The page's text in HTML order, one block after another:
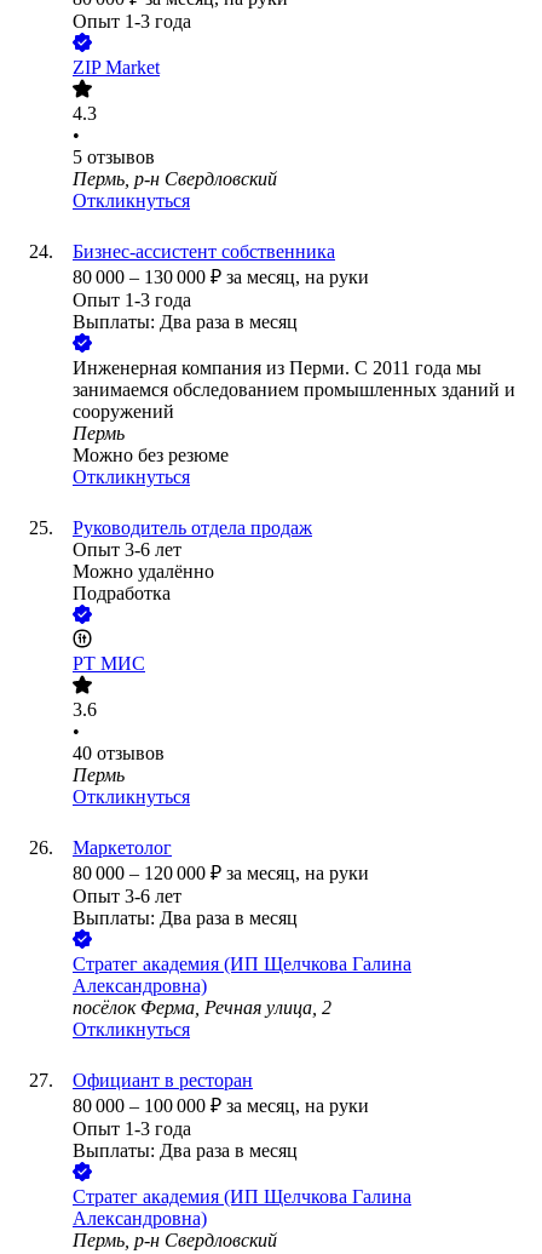
Опыт 1-3 года
ZIP Market
4.3
•
5 отзывов
Пермь, р-н Свердловский
Откликнуться
Бизнес-ассистент собственника
80 000 – 130 000 ₽ за месяц, на руки
Опыт 1-3 года
Выплаты: Два раза в месяц
Инженерная компания из Перми. С 2011 года мы
занимаемся обследованием промышленных зданий и
сооружений
Пермь
Можно без резюме
Откликнуться
Руководитель отдела продаж
Опыт 3-6 лет
Можно удалённо
Подработка
РТ МИС
3.6
•
40 отзывов
Пермь
Откликнуться
Маркетолог
80 000 – 120 000 ₽ за месяц, на руки
Опыт 3-6 лет
Выплаты: Два раза в месяц
Стратег академия (ИП Щелчкова Галина
Александровна)
посёлок Ферма, Речная улица, 2
Откликнуться
Официант в ресторан
80 000 – 100 000 ₽ за месяц, на руки
Опыт 1-3 года
Выплаты: Два раза в месяц
Стратег академия (ИП Щелчкова Галина
Александровна)
Пермь, р-н Свердловский